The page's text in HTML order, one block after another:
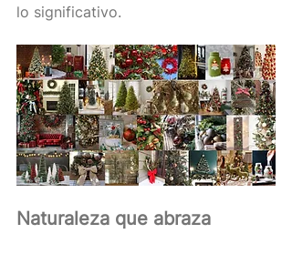
lo significativo.
Naturaleza que abraza